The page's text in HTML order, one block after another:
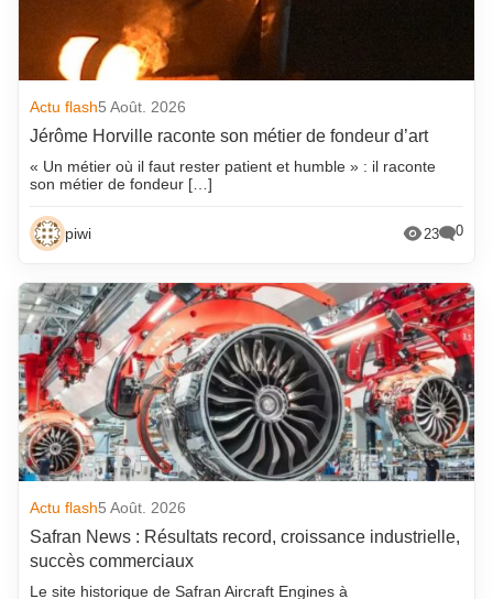
Actu flash5 Août. 2026
Jérôme Horville raconte son métier de fondeur d’art
« Un métier où il faut rester patient et humble » : il raconte
son métier de fondeur […]
piwi 23 0
Actu flash5 Août. 2026
Safran News : Résultats record, croissance industrielle,
succès commerciaux
Le site historique de Safran Aircraft Engines à